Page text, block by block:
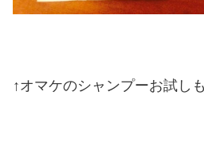
↑オマケのシャンプーお試し